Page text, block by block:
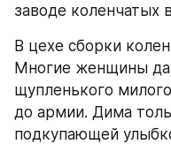
заводе коленчатых
В цехе сборки
Многие женщины
щупленького
до армии. Дима
подкупающей